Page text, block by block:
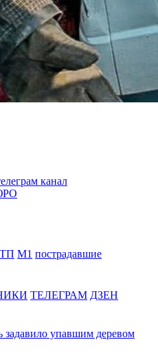
канал
М1 пострадавшие
ТЕЛЕГРАМ ДЗЕН
задавило упавшим деревом